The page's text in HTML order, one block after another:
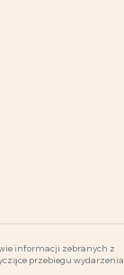
informacji zebranych z
przebiegu wydarzenia